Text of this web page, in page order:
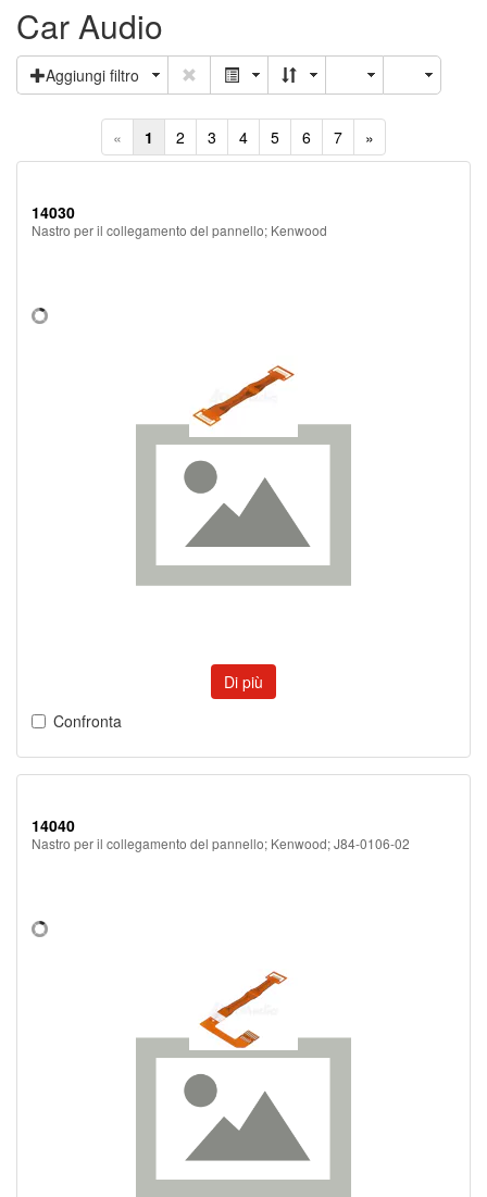
Car Audio
Aggiungi filtro
« 1 2 3 4 5 6 7 »
14030
Nastro per il collegamento del pannello; Kenwood
Di più
Confronta
14040
Nastro per il collegamento del pannello; Kenwood; J84-0106-02